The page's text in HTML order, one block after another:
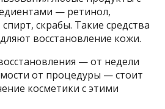
— ретинол,
скрабы. Такие средства
восстановление кожи.
— от недели
от процедуры — стоит
косметики с этими